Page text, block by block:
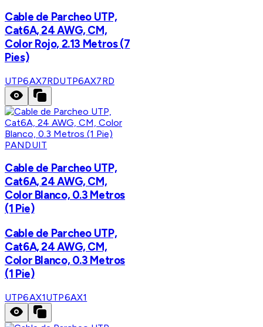
Cable de Parcheo UTP,
Cat6A, 24 AWG, CM,
Color Rojo, 2.13 Metros (7
Pies)
UTP6AX7RDUTP6AX7RD
PANDUIT
Cable de Parcheo UTP,
Cat6A, 24 AWG, CM,
Color Blanco, 0.3 Metros
(1 Pie)
Cable de Parcheo UTP,
Cat6A, 24 AWG, CM,
Color Blanco, 0.3 Metros
(1 Pie)
UTP6AX1UTP6AX1